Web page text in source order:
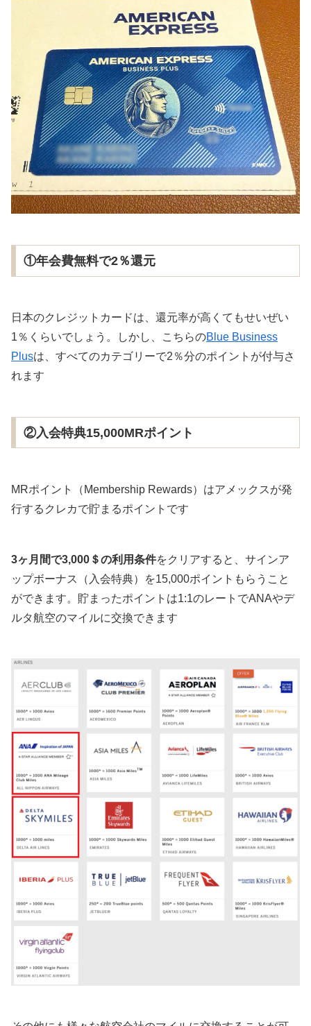
①年会費無料で2％還元
日本のクレジットカードは、還元率が高くてもせいぜい
1％くらいでしょう。しかし、こちらのBlue Business
Plusは、すべてのカテゴリーで2％分のポイントが付与さ
れます
②入会特典15,000MRポイント
MRポイント（Membership Rewards）はアメックスが発
行するクレカで貯まるポイントです
3ヶ月間で3,000＄の利用条件をクリアすると、サインア
ップボーナス（入会特典）を15,000ポイントもらうこと
ができます。貯まったポイントは1:1のレートでANAやデ
ルタ航空のマイルに交換できます